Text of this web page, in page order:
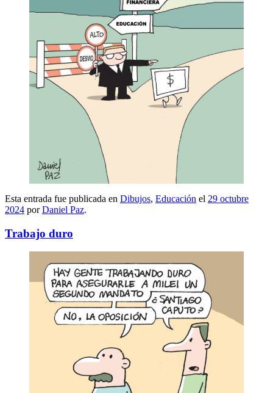
Esta entrada fue publicada en Dibujos, Educación el 29 octubre
2024 porDaniel Paz.
Trabajo duro